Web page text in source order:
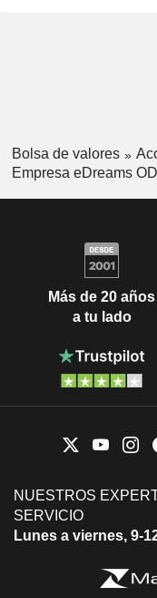
Bolsa de valores
Empresa eDreams
Más de 20 años
a tu lado
NUESTROS
SERVICIO
Lunes a viernes, 9-